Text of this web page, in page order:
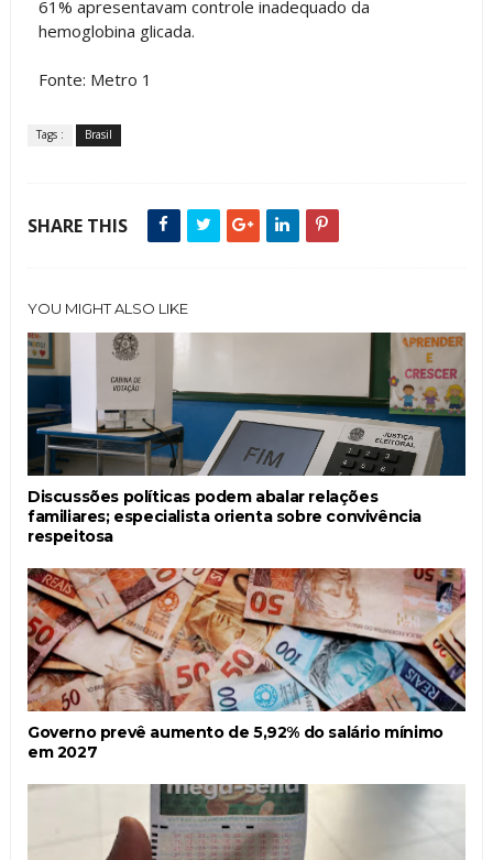
61% apresentavam controle inadequado da
hemoglobina glicada.
Fonte: Metro 1
Tags : Brasil
SHARE THIS
YOU MIGHT ALSO LIKE
Discussões políticas podem abalar relações
familiares; especialista orienta sobre convivência
respeitosa
Governo prevê aumento de 5,92% do salário mínimo
em 2027